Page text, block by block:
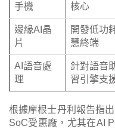
手機
核心
邊緣AI晶
片
開發低功
慧終端
AI語音處
理
針對語音
習引擎支
根據摩根士丹利報告指
SoC受惠廠，尤其在AI